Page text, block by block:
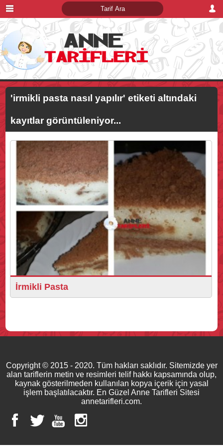
'irmikli pasta nasıl yapılır' etiketi altındaki
kayıtlar görüntüleniyor...
İrmikli Pasta
Copyright © 2015 - 2020. Tüm hakları saklıdır. Sitemizde yer
alan tariflerin metin ve resimleri telif hakkı kapsamında olup,
kaynak gösterilmeden kullanılan kopya içerik için yasal
işlem başlatılacaktır. En Güzel Anne Tarifleri Sitesi
annetarifleri.com.